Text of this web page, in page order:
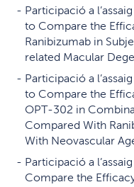
Participació a
to Compare the
Ranibizumab in
related Macular
Participació a
to Compare the
OPT-302 in
Compared With
With Neovascular
Participació a
Compare the